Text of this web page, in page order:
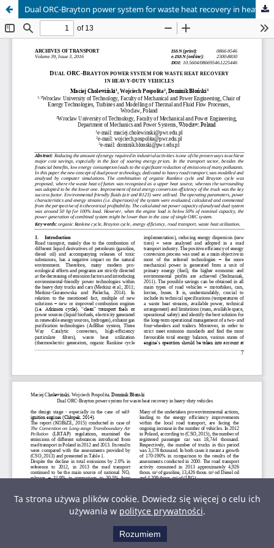
Dual ORC-Brayton power system for waste heat recovery in heavy-duty vehicles
Ta strona używa plików cookie. Dowiedz się więcej o celu ich
używania w polityce prywatności.
Rozumiem